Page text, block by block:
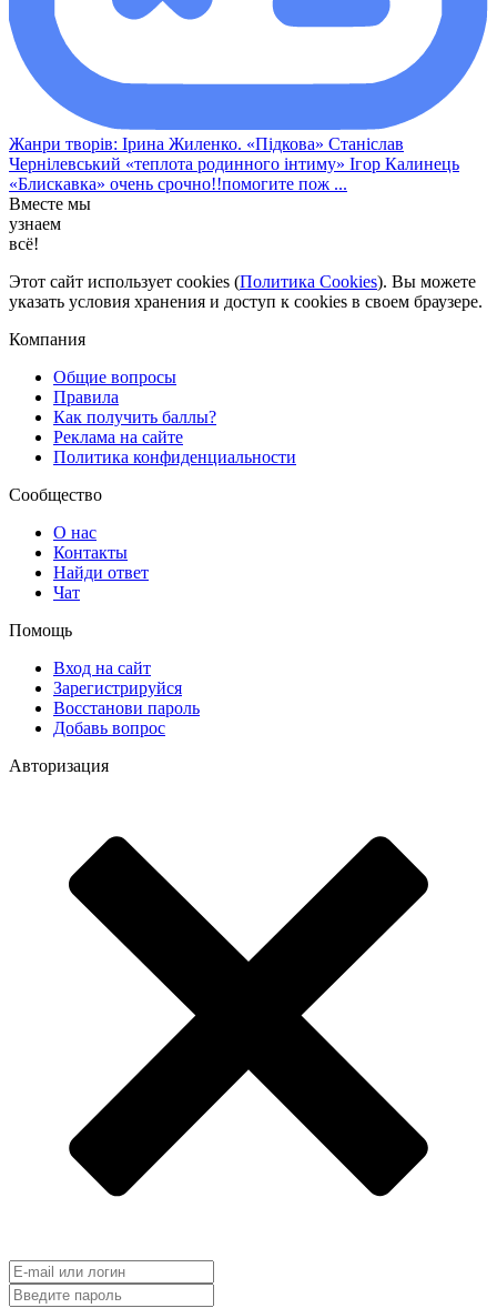
Жанри творів: Ірина Жиленко. «Підкова» Станіслав
Чернілевський «теплота родинного інтиму» Ігор Калинець
«Блискавка» очень срочно!!помогите пож ...
Вместе мы
узнаем
всё!
Этот сайт использует cookies (Политика Cookies). Вы можете
указать условия хранения и доступ к cookies в своем браузере.
Компания
Общие вопросы
Правила
Как получить баллы?
Реклама на сайте
Политика конфиденциальности
Сообщество
О нас
Контакты
Найди ответ
Чат
Помощь
Вход на сайт
Зарегистрируйся
Восстанови пароль
Добавь вопрос
Авторизация